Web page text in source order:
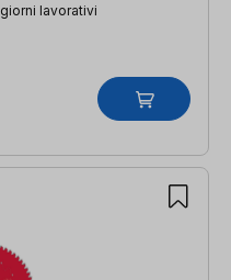
lavorativi